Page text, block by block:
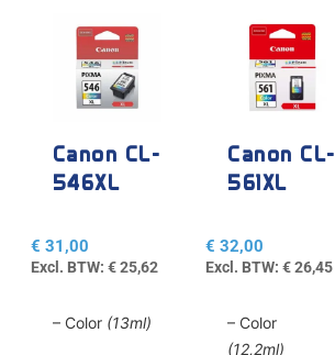
Canon CL-
546XL
€ 31,00
Excl. BTW: €25,62
– Color (13ml)
Canon CL-
561XL
€ 32,00
Excl. BTW:€26,45
– Color
(12,2ml)